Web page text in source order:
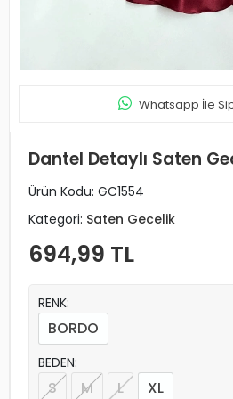
Whatsapp İle
Dantel Detaylı Saten
Ürün Kodu: GC1554
Kategori: Saten Gecelik
694,99 TL
RENK:
BORDO
BEDEN:
S M L XL